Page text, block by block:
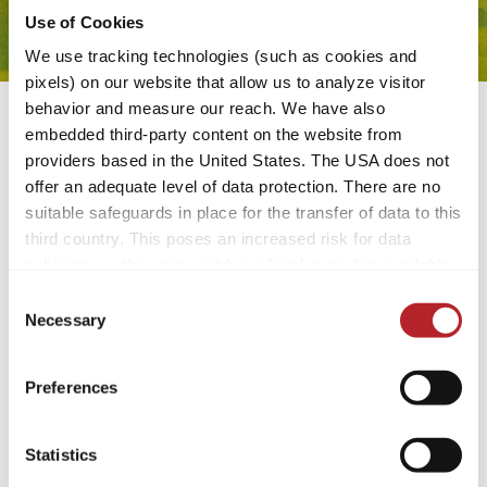
Use of Cookies
We use tracking technologies (such as cookies and
pixels) on our website that allow us to analyze visitor
behavior and measure our reach. We have also
embedded third-party content on the website from
providers based in the United States. The USA does not
offer an adequate level of data protection. There are no
suitable safeguards in place for the transfer of data to this
third country. This poses an increased risk for data
purposes and combine it with other data. For more
By accepting or selecting individual cookies/services in
data for the purposes mentioned. Consent is voluntary,
not required to visit the website, and can be revoked at
Selection
Necessary
Preferences
Statistics
VIERTE STATION:
Süddeutschland – der
gemütliche Cruiser
stattliches Wohnmobil mit dunklen
Stimme. „Willst du eine Pause machen?
Bei mir ist immer Platz für eine Tasse